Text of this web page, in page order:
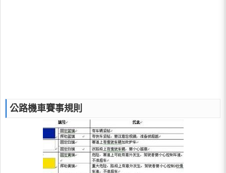
公路機車賽事規則